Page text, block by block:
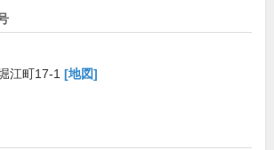
江町17-1 [地図]